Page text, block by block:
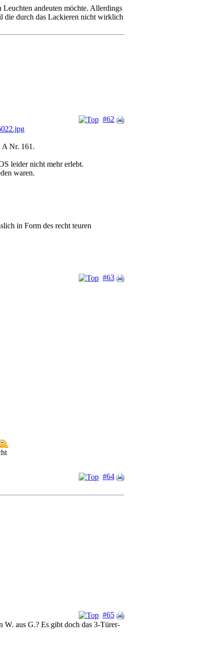
andeuten möchte. Allerdings
die durch das Lackieren nicht wirklich
#62
A Nr. 161.
leider nicht mehr erlebt.
waren.
in Form des recht teuren
#63
#64
#65
aus G.? Es gibt doch das 3-Türer-